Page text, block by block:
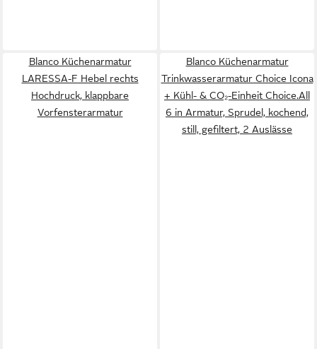
Blanco Küchenarmatur
LARESSA-F Hebel rechts
Hochdruck, klappbare
Vorfensterarmatur
Blanco Küchenarmatur
Trinkwasserarmatur Choice Icona
+ Kühl- & CO₂-Einheit Choice.All
6 in Armatur, Sprudel, kochend,
still, gefiltert, 2 Auslässe